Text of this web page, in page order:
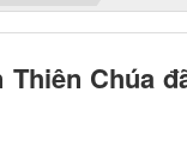
Thiên Chúa